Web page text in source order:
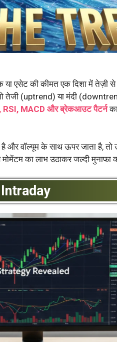
या एसेट की कीमत एक दिशा में तेज़ी
तेजी (uptrend) या मंदी
RSI, MACD और ब्रेकआउट पैटर्न
वॉल्यूम के साथ ऊपर जाता है, तो
का लाभ उठाकर जल्दी मुनाफा